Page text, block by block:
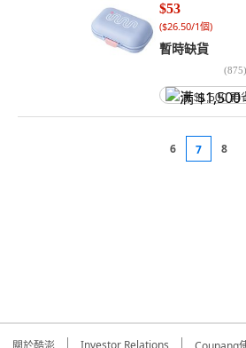
$53
($26.50/1個)
暫時缺貨
(875)
满 $1,500 再
6 7 8
Investor Relations